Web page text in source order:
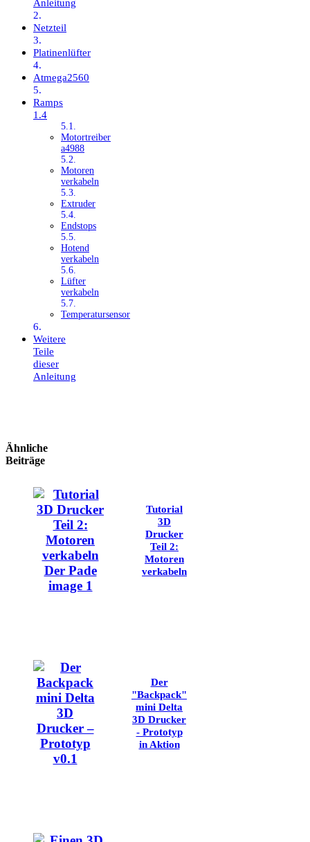
Anleitung
Netzteil
Platinenlüfter
Atmega2560
Ramps
1.4
Motortreiber
a4988
Motoren
verkabeln
Extruder
Endstops
Hotend
verkabeln
Lüfter
verkabeln
Temperatursensor
Weitere
Teile
dieser
Anleitung
Ähnliche
Beiträge
Tutorial
3D
Drucker
Teil 2:
Motoren
verkabeln
Der
"Backpack"
mini Delta
3D Drucker
- Prototyp
in Aktion